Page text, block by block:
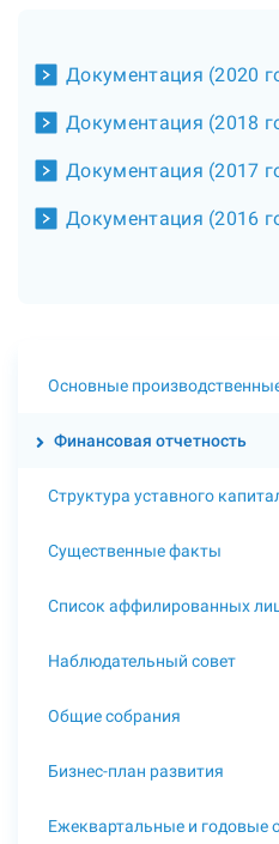
Документация (2020
Документация (2018
Документация (2017
Документация (2016
Основные
Финансовая отчетность
Структура уставного
Существенные факты
Список аффилированных
Наблюдательный совет
Общие собрания
Бизнес-план развития
Ежеквартальные и годовые